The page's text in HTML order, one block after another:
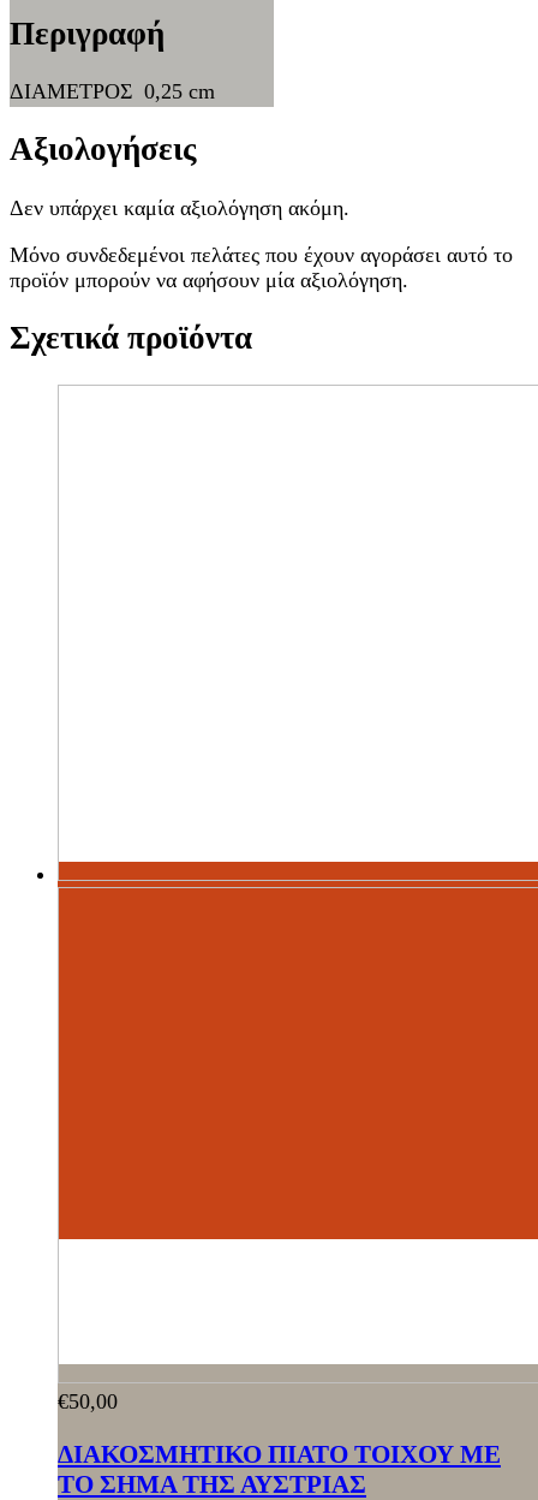
Περιγραφή
ΔΙΑΜΕΤΡΟΣ 0,25 cm
Αξιολογήσεις
Δεν υπάρχει καμία αξιολόγηση ακόμη.
Μόνο συνδεδεμένοι πελάτες που έχουν αγοράσει αυτό το
προϊόν μπορούν να αφήσουν μία αξιολόγηση.
Σχετικά προϊόντα
€50,00
ΔΙΑΚΟΣΜΗΤΙΚΟ ΠΙΑΤΟ ΤΟΙΧΟΥ ΜΕ
ΤΟ ΣΗΜΑ ΤΗΣ ΑΥΣΤΡΙΑΣ